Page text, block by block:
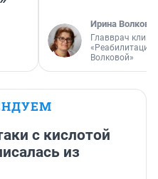
Ирина Волкова
Главврач
«Реабилитация
Волковой»
с кислотой
из